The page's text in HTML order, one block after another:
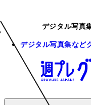
デジタル写真
デジタル写真集など